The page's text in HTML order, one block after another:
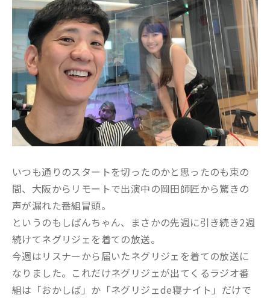
いつも通りのスタートを切ったのかと思ったのも束の
間、大阪からリモートで出演中の岡田師匠から驚きの
声が漏れた番組冒頭。
というのもしばんちゃん、まさかの先週に引き続き2週
続けてネグリジェを着ての放送。
今週はリスナーから届いたネグリジェを着ての放送に
なりました。これだけネグリジェが出てくるラジオ番
組は「おかしば」か「ネグリジェde寝ナイト」だけで